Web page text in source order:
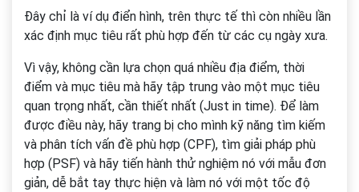
Đây chỉ là ví dụ điển hình, trên thực tế thì còn nhiều lần
xác định mục tiêu rất phù hợp đến từ các cụ ngày xưa.
Vì vậy, không cần lựa chọn quá nhiều địa điểm, thời
điểm và mục tiêu mà hãy tập trung vào một mục tiêu
quan trọng nhất, cần thiết nhất (Just in time). Để làm
được điều này, hãy trang bị cho mình kỹ năng tìm kiếm
và phân tích vấn đề phù hợp (CPF), tìm giải pháp phù
hợp (PSF) và hãy tiến hành thử nghiệm nó với mẫu đơn
giản, dễ bắt tay thực hiện và làm nó với một tốc độ